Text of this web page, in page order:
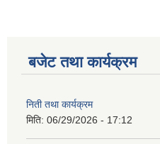
बजेट तथा कार्यक्रम
निती तथा कार्यक्रम
मिति: 06/29/2026 - 17:12